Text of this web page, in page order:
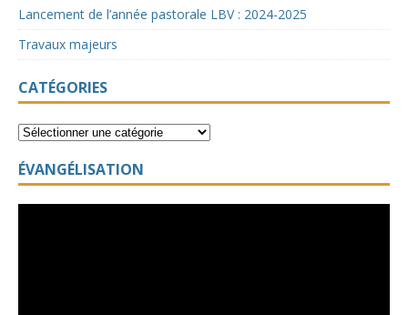
Lancement de l’année pastorale LBV : 2024-2025
Travaux majeurs
CATÉGORIES
ÉVANGÉLISATION